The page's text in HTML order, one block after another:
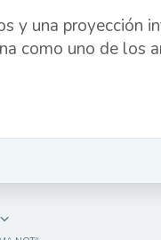
y una proyección
como uno de los